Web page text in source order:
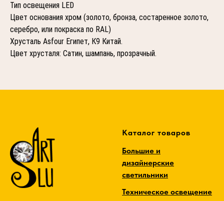
Тип освещения LED
Цвет основания хром (золото, бронза, состаренное золото,
серебро, или покраска по RAL)
Хрусталь Asfour Египет, К9 Китай.
Цвет хрусталя: Сатин, шампань, прозрачный.
Каталог товаров
Большие и
дизайнерские
светильники
Техническое освещение